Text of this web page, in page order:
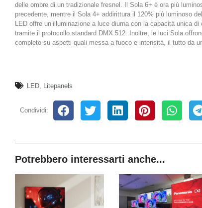
delle ombre di un tradizionale fresnel. Il Sola 6+ è ora più
precedente, mentre il Sola 4+ addirittura il 120% più luminoso
LED offre un’illuminazione a luce diurna con la capacità unica
tramite il protocollo standard DMX 512. Inoltre, le luci Sola
completo su aspetti quali messa a fuoco e intensità, il tutto da
LED Litepanels
Condividi:
Potrebbero interessarti anche...